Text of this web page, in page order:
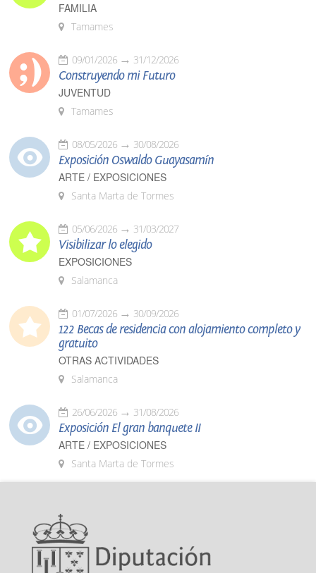
FAMILIA
Tamames
09/01/2026 31/12/2026
Construyendo mi Futuro
JUVENTUD
Tamames
08/05/2026 30/08/2026
Exposición Oswaldo Guayasamín
ARTE / EXPOSICIONES
Santa Marta de Tormes
05/06/2026 31/03/2027
Visibilizar lo elegido
EXPOSICIONES
Salamanca
01/07/2026 30/09/2026
122 Becas de residencia con alojamiento completo y
gratuito
OTRAS ACTIVIDADES
Salamanca
26/06/2026 31/08/2026
Exposición El gran banquete II
ARTE / EXPOSICIONES
Santa Marta de Tormes